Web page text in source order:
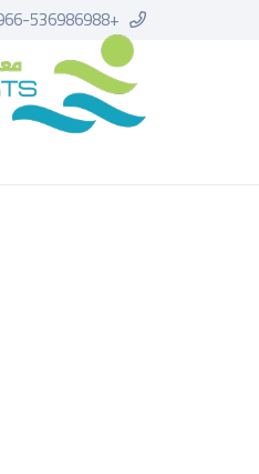
+966-536986988